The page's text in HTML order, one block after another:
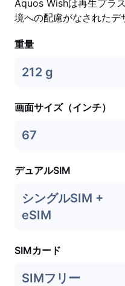
Aquos Wishは再生プラ
境への配慮がなされたデ
重量
212 g
画面サイズ（インチ）
67
デュアルSIM
シングルSIM +
eSIM
SIMカード
SIMフリー